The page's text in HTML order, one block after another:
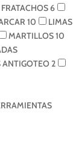
FRATACHOS6
10
LIMAS
MARTILLOS10
ANTIGOTEO 2